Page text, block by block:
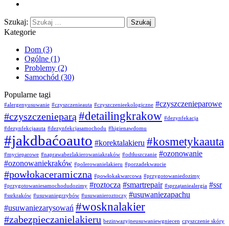
Szukaj:
Kategorie
Dom (3)
Ogólne (1)
Problemy (2)
Samochód (30)
Popularne tagi
#alergenyusuwanie #czyszczenieauta #czyszczenieekologiczne #czyszczenieparowe
#czyszczenieparą #detailingkrakow #dezynfekacja
#dezynfekcjaauta #dezynfekcjasamochodu #higienawdomu
#jakdbaćoauto #korektalakieru #kosmetykaauta
#mycieparowe #naprawabezlakierowaniakraków #odtłuszczanie #ozonowanie
#ozonowaniekraków #polerowanielakieru #porzadekwaucie
#powłokaceramiczna #powłokakwarcowa #przygotowaniedozimy
#przygotowaniesamochodudozimy #roztocza #smartrepair #sprzątaniealergia #ssr
#ssrkraków #usuwaniegrzybów #usuwanieroztoczy #usuwaniezapachu
#usuwaniezarysowań #wosknalakier
#zabezpieczanielakieru bezinwazyjneusuwaniewgniecen czyszczenie skóry